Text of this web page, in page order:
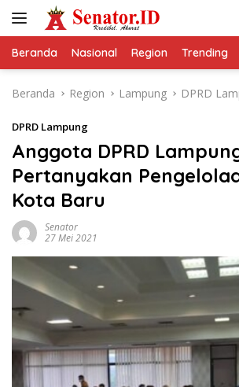
Beranda Nasional Region Trending
Beranda Region Lampung DPRD
DPRD Lampung
Anggota DPRD
Pertanyakan
Kota Baru
Senator
27 Mei 2021